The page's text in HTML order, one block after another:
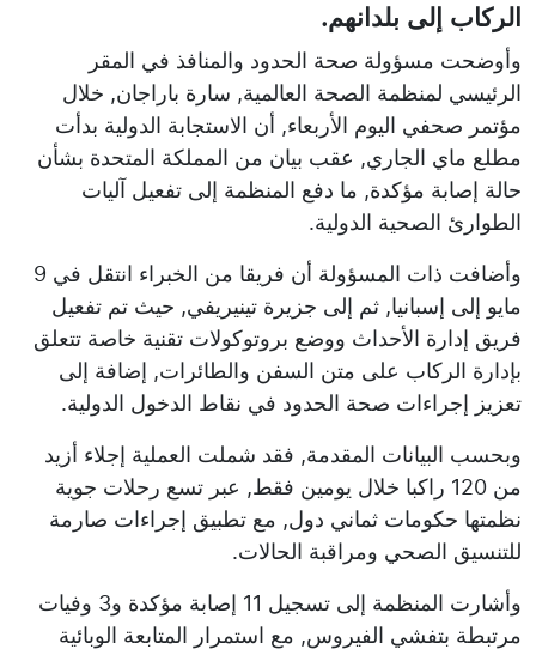
الركاب إلى بلدانهم.
وأوضحت مسؤولة صحة الحدود والمنافذ في المقر
الرئيسي لمنظمة الصحة العالمية, سارة باراجان, خلال
مؤتمر صحفي اليوم الأربعاء, أن الاستجابة الدولية بدأت
مطلع ماي الجاري, عقب بيان من المملكة المتحدة بشأن
حالة إصابة مؤكدة, ما دفع المنظمة إلى تفعيل آليات
الطوارئ الصحية الدولية.
وأضافت ذات المسؤولة أن فريقا من الخبراء انتقل في 9
مايو إلى إسبانيا, ثم إلى جزيرة تينيريفي, حيث تم تفعيل
فريق إدارة الأحداث ووضع بروتوكولات تقنية خاصة تتعلق
بإدارة الركاب على متن السفن والطائرات, إضافة إلى
تعزيز إجراءات صحة الحدود في نقاط الدخول الدولية.
وبحسب البيانات المقدمة, فقد شملت العملية إجلاء أزيد
من 120 راكبا خلال يومين فقط, عبر تسع رحلات جوية
نظمتها حكومات ثماني دول, مع تطبيق إجراءات صارمة
للتنسيق الصحي ومراقبة الحالات.
وأشارت المنظمة إلى تسجيل 11 إصابة مؤكدة و3 وفيات
مرتبطة بتفشي الفيروس, مع استمرار المتابعة الوبائية